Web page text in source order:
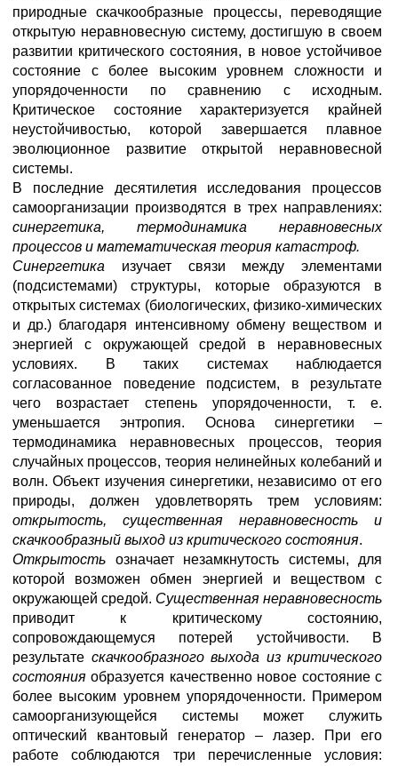
природные скачкообразные процессы, переводящие
открытую неравновесную систему, достигшую в своем
развитии критического состояния, в новое устойчивое
состояние с более высоким уровнем сложности и
упорядоченности по сравнению с исходным.
Критическое состояние характеризуется крайней
неустойчивостью, которой завершается плавное
эволюционное развитие открытой неравновесной
системы.
В последние десятилетия исследования процессов
самоорганизации производятся в трех направлениях:
синергетика, термодинамика неравновесных
процессов и математическая теория катастроф.
Синергетика изучает связи между элементами
(подсистемами) структуры, которые образуются в
открытых системах (биологических, физико-химических
и др.) благодаря интенсивному обмену веществом и
энергией с окружающей средой в неравновесных
условиях. В таких системах наблюдается
согласованное поведение подсистем, в результате
чего возрастает степень упорядоченности, т. е.
уменьшается энтропия. Основа синергетики –
термодинамика неравновесных процессов, теория
случайных процессов, теория нелинейных колебаний и
волн. Объект изучения синергетики, независимо от его
природы, должен удовлетворять трем условиям:
открытость, существенная неравновесность и
скачкообразный выход из критического состояния.
Открытость означает незамкнутость системы, для
которой возможен обмен энергией и веществом с
окружающей средой. Существенная неравновесность
приводит к критическому состоянию,
сопровождающемуся потерей устойчивости. В
результате скачкообразного выхода из критического
состояния образуется качественно новое состояние с
более высоким уровнем упорядоченности. Примером
самоорганизующейся системы может служить
оптический квантовый генератор – лазер. При его
работе соблюдаются три перечисленные условия: